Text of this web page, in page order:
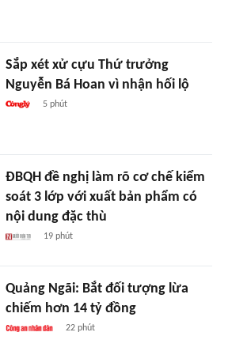
Sắp xét xử cựu Thứ trưởng
Nguyễn Bá Hoan vì nhận hối lộ
5 phút
ĐBQH đề nghị làm rõ cơ chế kiểm
soát 3 lớp với xuất bản phẩm có
nội dung đặc thù
19 phút
Quảng Ngãi: Bắt đối tượng lừa
chiếm hơn 14 tỷ đồng
22 phút